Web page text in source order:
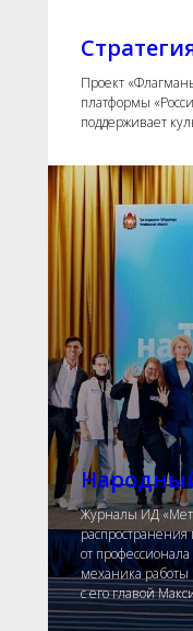
Проект
платформы
поддерживает
Журналы ИД
распространения
от
механика работы
с его главой